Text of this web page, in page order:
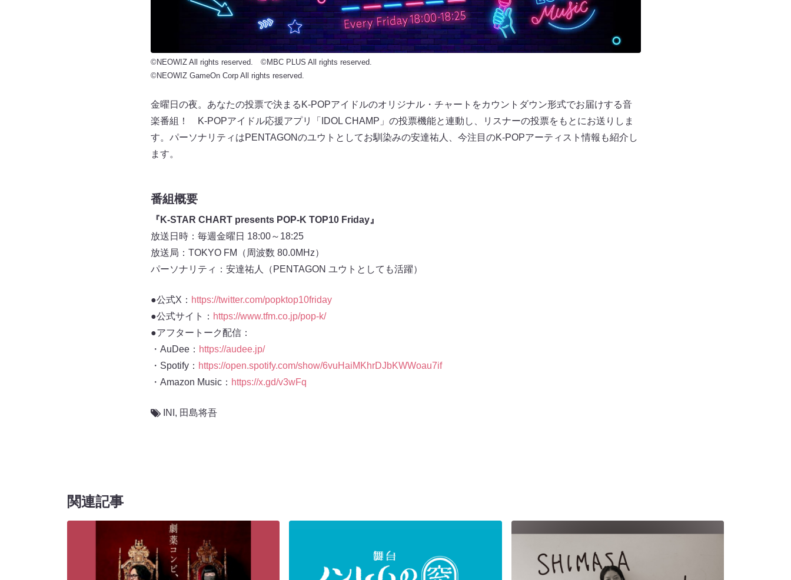
©NEOWIZ All rights reserved. ©MBC PLUS All rights reserved.
©NEOWIZ GameOn Corp All rights reserved.
金曜日の夜。あなたの投票で決まるK-POPアイドルのオリジナル・チャートをカウントダウン形式でお届けする音
楽番組！ K-POPアイドル応援アプリ「IDOL CHAMP」の投票機能と連動し、リスナーの投票をもとにお送りしま
す。パーソナリティはPENTAGONのユウトとしてお馴染みの安達祐人、今注目のK-POPアーティスト情報も紹介し
ます。
番組概要
『K-STAR CHART presents POP-K TOP10 Friday』
放送日時：毎週金曜日 18:00～18:25
放送局：TOKYO FM（周波数 80.0MHz）
パーソナリティ：安達祐人（PENTAGON ユウトとしても活躍）
●公式X： https://twitter.com/popktop10friday
●公式サイト： https://www.tfm.co.jp/pop-k/
●アフタートーク配信：
・AuDee： https://audee.jp/
・Spotify： https://open.spotify.com/show/6vuHaiMKhrDJbKWWoau7if
・Amazon Music： https://x.gd/v3wFq
INI , 田島将吾
関連記事